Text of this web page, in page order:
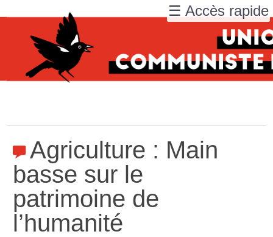
Agriculture : Main
basse sur le
patrimoine de
l’humanité
☰ Accès rapide